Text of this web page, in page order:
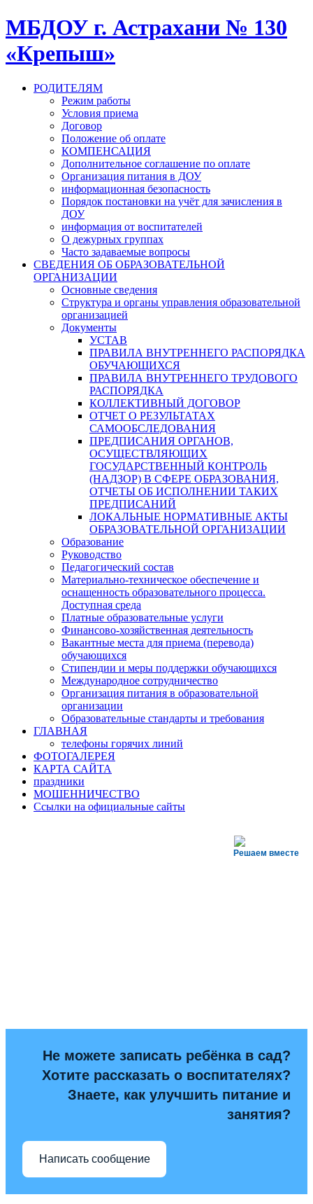
МБДОУ г. Астрахани № 130
«Крепыш»
РОДИТЕЛЯМ
Режим работы
Условия приема
Договор
Положение об оплате
КОМПЕНСАЦИЯ
Дополнительное соглашение по оплате
Организация питания в ДОУ
информационная безопасность
Порядок постановки на учёт для зачисления в
ДОУ
информация от воспитателей
О дежурных группах
Часто задаваемые вопросы
СВЕДЕНИЯ ОБ ОБРАЗОВАТЕЛЬНОЙ
ОРГАНИЗАЦИИ
Основные сведения
Структура и органы управления образовательной
организацией
Документы
УСТАВ
ПРАВИЛА ВНУТРЕННЕГО РАСПОРЯДКА
ОБУЧАЮЩИХСЯ
ПРАВИЛА ВНУТРЕННЕГО ТРУДОВОГО
РАСПОРЯДКА
КОЛЛЕКТИВНЫЙ ДОГОВОР
ОТЧЕТ О РЕЗУЛЬТАТАХ
САМООБСЛЕДОВАНИЯ
ПРЕДПИСАНИЯ ОРГАНОВ,
ОСУЩЕСТВЛЯЮЩИХ
ГОСУДАРСТВЕННЫЙ КОНТРОЛЬ
(НАДЗОР) В СФЕРЕ ОБРАЗОВАНИЯ,
ОТЧЕТЫ ОБ ИСПОЛНЕНИИ ТАКИХ
ПРЕДПИСАНИЙ
ЛОКАЛЬНЫЕ НОРМАТИВНЫЕ АКТЫ
ОБРАЗОВАТЕЛЬНОЙ ОРГАНИЗАЦИИ
Образование
Руководство
Педагогический состав
Материально-техническое обеспечение и
оснащенность образовательного процесса.
Доступная среда
Платные образовательные услуги
Финансово-хозяйственная деятельность
Вакантные места для приема (перевода)
обучающихся
Стипендии и меры поддержки обучающихся
Международное сотрудничество
Организация питания в образовательной
организации
Образовательные стандарты и требования
ГЛАВНАЯ
телефоны горячих линий
ФОТОГАЛЕРЕЯ
КАРТА САЙТА
праздники
МОШЕННИЧЕСТВО
Ссылки на официальные сайты
Решаем вместе
Не можете записать ребёнка в сад?
Хотите рассказать о воспитателях?
Знаете, как улучшить питание и
занятия?
Написать сообщение